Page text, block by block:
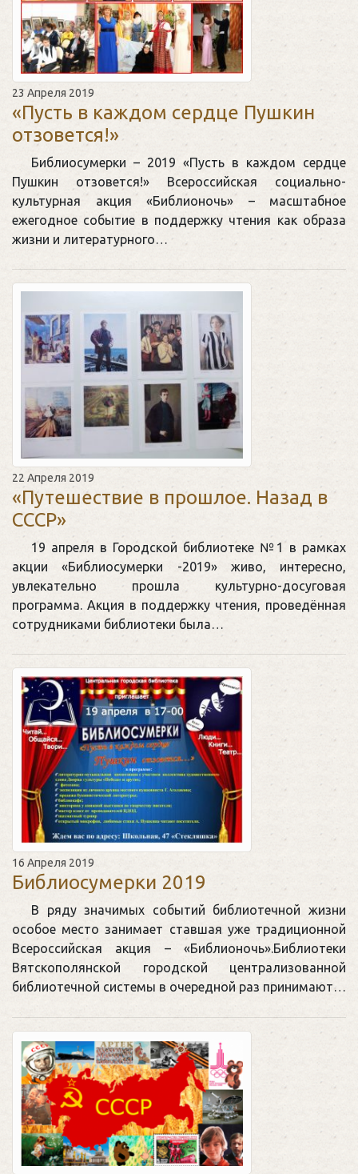
23 Апреля 2019
«Пусть в каждом сердце Пушкин
отзовется!»
Библиосумерки – 2019 «Пусть в каждом сердце
Пушкин отзовется!» Всероссийская социально-
культурная акция «Библионочь» – масштабное
ежегодное событие в поддержку чтения как образа
жизни и литературного…
22 Апреля 2019
«Путешествие в прошлое. Назад в
СССР»
19 апреля в Городской библиотеке №1 в рамках
акции «Библиосумерки -2019» живо, интересно,
увлекательно прошла культурно-досуговая
программа. Акция в поддержку чтения, проведённая
сотрудниками библиотеки была…
16 Апреля 2019
Библиосумерки 2019
В ряду значимых событий библиотечной жизни
особое место занимает ставшая уже традиционной
Всероссийская акция – «Библионочь».Библиотеки
Вятскополянской городской централизованной
библиотечной системы в очередной раз принимают…